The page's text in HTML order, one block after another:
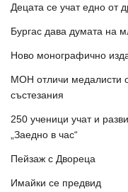
Децата се учат едно от
Бургас дава думата на
Ново монографично
МОН отличи медалисти
състезания
250 ученици учат и
„Заедно в час“
Пейзаж с Двореца
Имайки се предвид